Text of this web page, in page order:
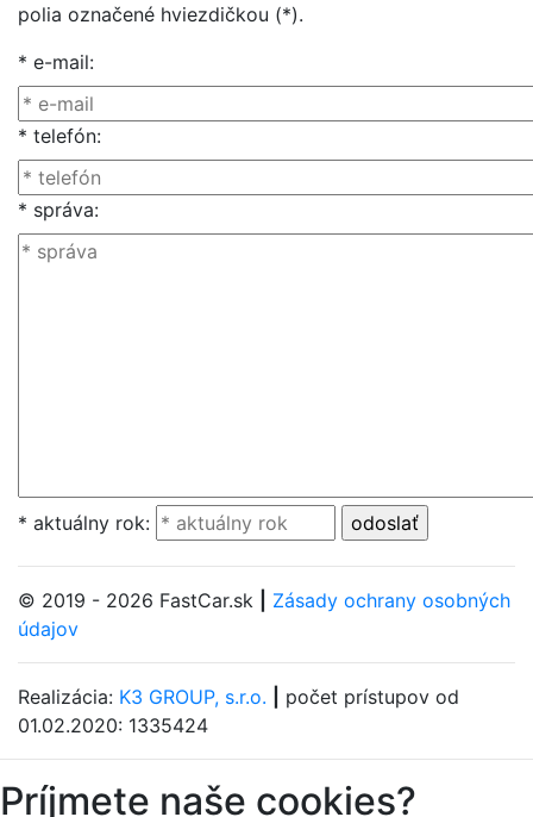
polia označené hviezdičkou (*).
* e-mail:
* telefón:
* správa:
* aktuálny rok:
© 2019 - 2026 FastCar.sk
Zásady ochrany osobných
údajov
Realizácia: K3 GROUP, s.r.o.
počet prístupov od
01.02.2020: 1335424
Príjmete naše cookies?